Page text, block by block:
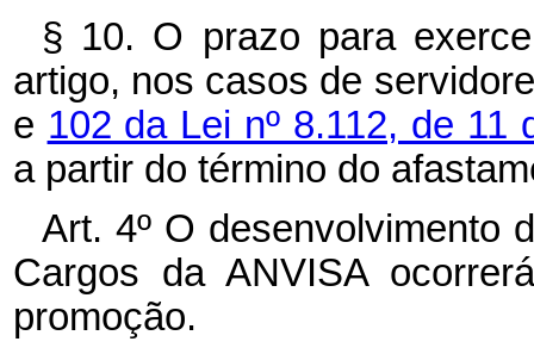
§ 10. O prazo para
artigo, nos casos de
e 102 da Lei nº 8.112, de
a partir do término do
Art. 4º O desenvolvimento
Cargos da ANVISA
promoção.